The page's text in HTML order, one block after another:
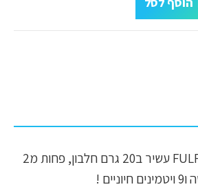
חטיף חלבון מבית FULFIL עשיר ב20 גרם חלבון, פחות מ2
!